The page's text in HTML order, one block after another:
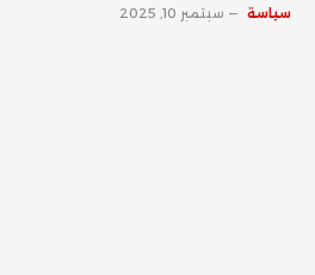
سياسة سبتمبر 10, 2025